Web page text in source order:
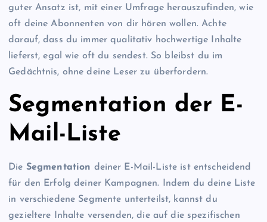
guter Ansatz ist, mit einer Umfrage herauszufinden, wie
oft deine Abonnenten von dir hören wollen. Achte
darauf, dass du immer qualitativ hochwertige Inhalte
lieferst, egal wie oft du sendest. So bleibst du im
Gedächtnis, ohne deine Leser zu überfordern.
Segmentation der E-
Mail-Liste
Die Segmentation deiner E-Mail-Liste ist entscheidend
für den Erfolg deiner Kampagnen. Indem du deine Liste
in verschiedene Segmente unterteilst, kannst du
gezieltere Inhalte versenden, die auf die spezifischen